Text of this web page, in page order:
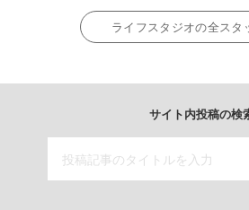
ライフスタジオの全スタ
サイト内投稿の検